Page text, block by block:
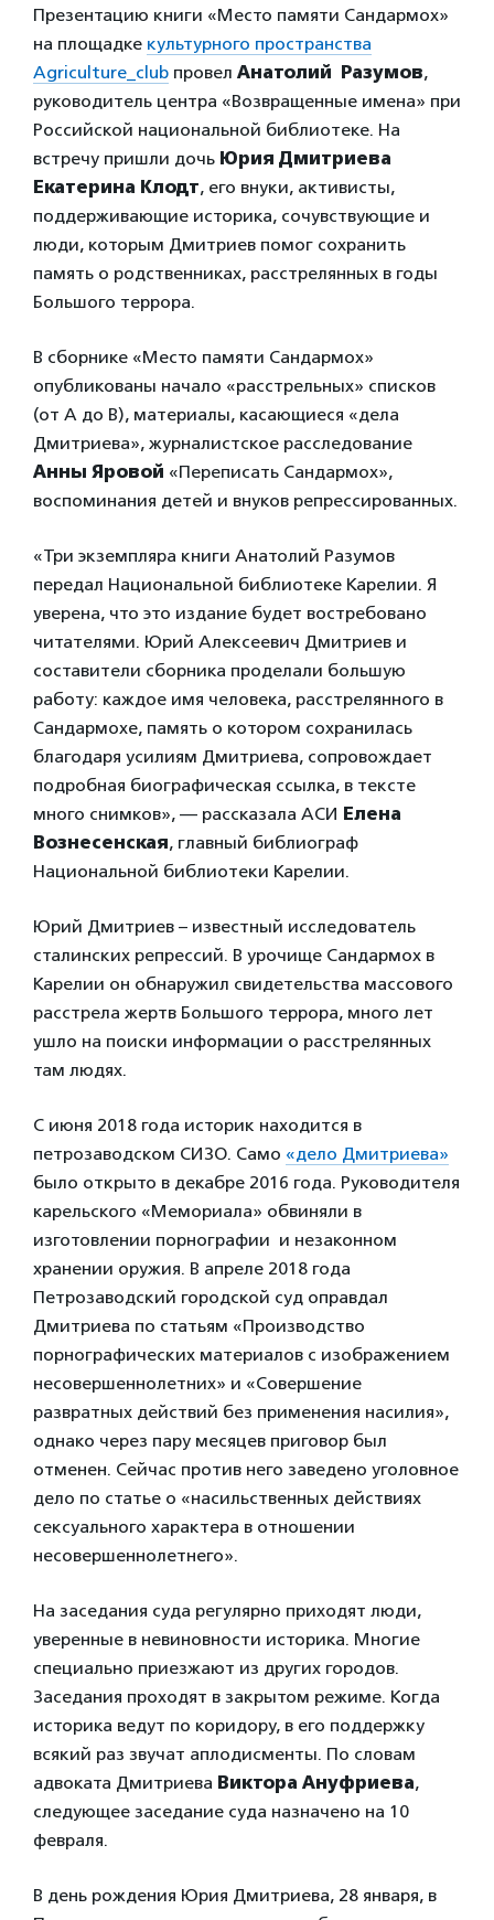
Презентацию книги «Место памяти Сандармох»
на площадке культурного пространства
Agriculture_club провел Анатолий Разумов,
руководитель центра «Возвращенные имена» при
Российской национальной библиотеке. На
встречу пришли дочь Юрия Дмитриева
Екатерина Клодт, его внуки, активисты,
поддерживающие историка, сочувствующие и
люди, которым Дмитриев помог сохранить
память о родственниках, расстрелянных в годы
Большого террора.
В сборнике «Место памяти Сандармох»
опубликованы начало «расстрельных» списков
(от А до В), материалы, касающиеся «дела
Дмитриева», журналистское расследование
Анны Яровой «Переписать Сандармох»,
воспоминания детей и внуков репрессированных.
«Три экземпляра книги Анатолий Разумов
передал Национальной библиотеке Карелии. Я
уверена, что это издание будет востребовано
читателями. Юрий Алексеевич Дмитриев и
составители сборника проделали большую
работу: каждое имя человека, расстрелянного в
Сандармохе, память о котором сохранилась
благодаря усилиям Дмитриева, сопровождает
подробная биографическая ссылка, в тексте
много снимков», — рассказала АСИ Елена
Вознесенская, главный библиограф
Национальной библиотеки Карелии.
Юрий Дмитриев – известный исследователь
сталинских репрессий. В урочище Сандармох в
Карелии он обнаружил свидетельства массового
расстрела жертв Большого террора, много лет
ушло на поиски информации о расстрелянных
там людях.
С июня 2018 года историк находится в
петрозаводском СИЗО. Само «дело Дмитриева»
было открыто в декабре 2016 года. Руководителя
карельского «Мемориала» обвиняли в
изготовлении порнографии и незаконном
хранении оружия. В апреле 2018 года
Петрозаводский городской суд оправдал
Дмитриева по статьям «Производство
порнографических материалов с изображением
несовершеннолетних» и «Совершение
развратных действий без применения насилия»,
однако через пару месяцев приговор был
отменен. Сейчас против него заведено уголовное
дело по статье о «насильственных действиях
сексуального характера в отношении
несовершеннолетнего».
На заседания суда регулярно приходят люди,
уверенные в невиновности историка. Многие
специально приезжают из других городов.
Заседания проходят в закрытом режиме. Когда
историка ведут по коридору, в его поддержку
всякий раз звучат аплодисменты. По словам
адвоката Дмитриева Виктора Ануфриева,
следующее заседание суда назначено на 10
февраля.
В день рождения Юрия Дмитриева, 28 января, в